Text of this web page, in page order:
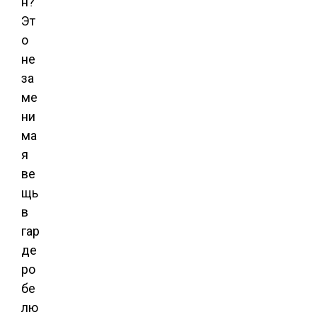
Эт
о
не
за
ме
ни
ма
я
ве
щь
в
гар
де
ро
бе
лю